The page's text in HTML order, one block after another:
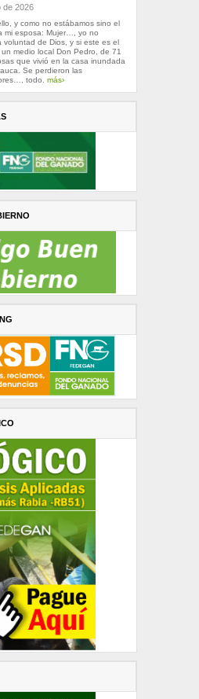
de 2026
y como no estábamos sino el
mi esposa: Mujer…, yo no
voluntad de Dios, y si este es el
medio local Don Pedro, de 71
que vivió en la casa inundada
Se perdieron las
todo. más›